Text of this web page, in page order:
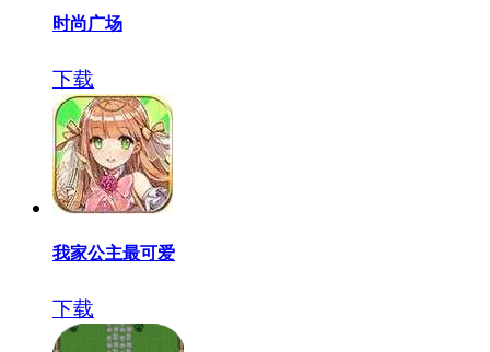
时尚广场
下载
我家公主最可爱
下载